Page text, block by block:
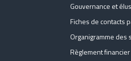
Gouvernance et élus
Fiches de contacts
Organigramme des
Règlement financier